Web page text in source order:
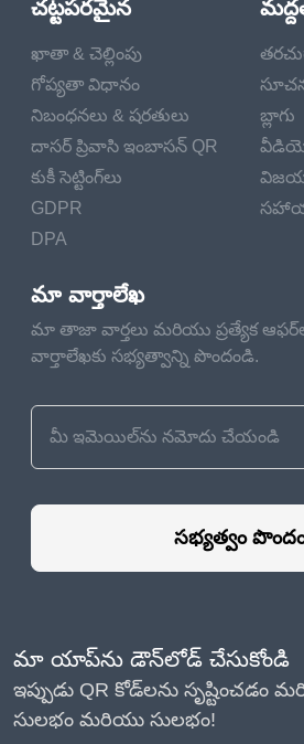
చట్టపరమైన
ఖాతా & చెల్లింపు
గోప్యతా విధానం
నిబంధనలు & షరతులు
దాసర్ ప్రివాసి ఇంబాసన్ QR
కుకీ సెట్టింగ్‌లు
GDPR
DPA
బ్లాగు
విజయ
సహాయ
మా వార్తాలేఖ
మా తాజా వార్తలు మరియు ప్రత్యేక
వార్తాలేఖకు సభ్యత్వాన్ని పొందండి.
సభ్యత్వం
మా యాప్‌ను డౌన్‌లోడ్ చేసుకోండి
ఇప్పుడు QR కోడ్‌లను
సులభం మరియు సులభం!